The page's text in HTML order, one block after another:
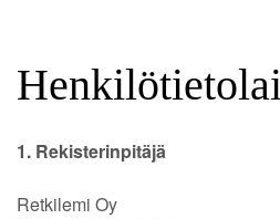
1. Rekisterinpitäjä
Retkilemi Oy